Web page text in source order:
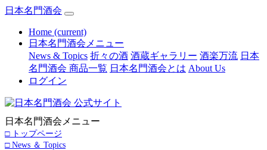
日本名門酒会
Home (current)
日本名門酒会メニュー
News & Topics 折々の酒 酒蔵ギャラリー 酒楽万流 日本
名門酒会 商品一覧 日本名門酒会とは About Us
ログイン
日本名門酒会メニュー
□ トップページ
□ News ＆ Topics